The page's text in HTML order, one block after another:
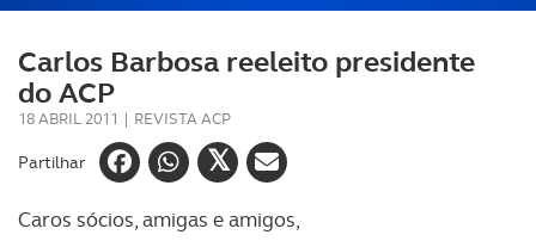
Carlos Barbosa reeleito presidente
do ACP
18 ABRIL 2011 | REVISTA ACP
Partilhar
Caros sócios, amigas e amigos,